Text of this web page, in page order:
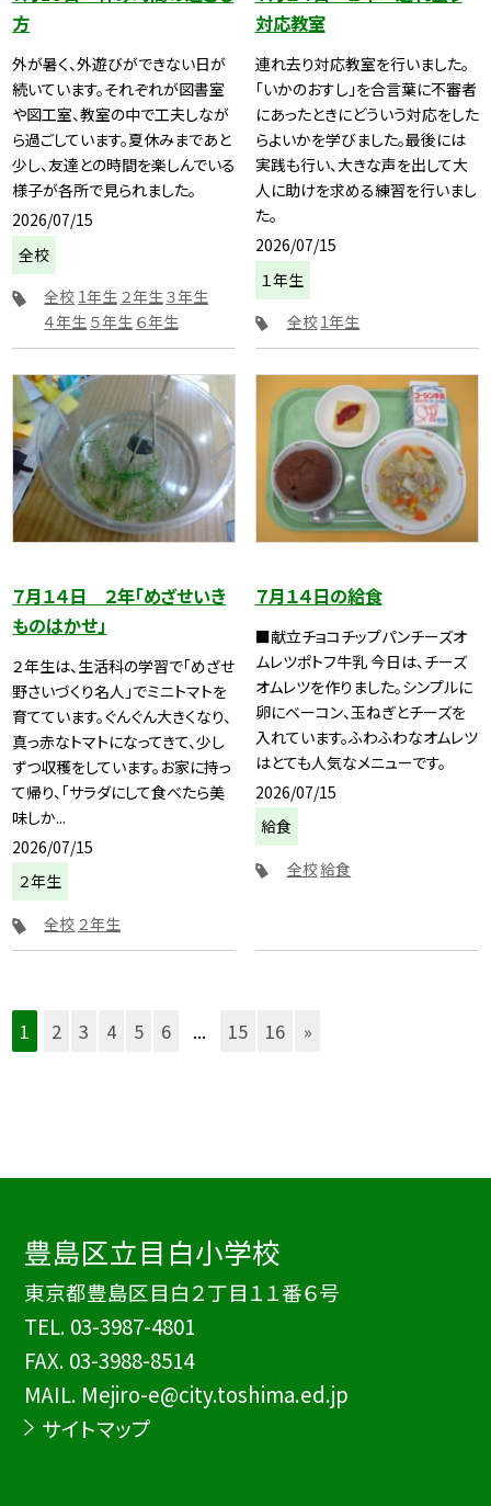
方
外が暑く、外遊びができない日が
続いています。それぞれが図書室
や図工室、教室の中で工夫しなが
ら過ごしています。夏休みまであと
少し、友達との時間を楽しんでいる
様子が各所で見られました。
2026/07/15
全校
全校 1年生 ２年生３年生
４年生 ５年生 ６年生
対応教室
連れ去り対応教室を行いました。
「いかのおすし」を合言葉に不審者
にあったときにどういう対応をした
らよいかを学びました。最後には
実践も行い、大きな声を出して大
人に助けを求める練習を行いまし
た。
2026/07/15
１年生
全校1年生
７月１４日 ２年「めざせいき
ものはかせ」
２年生は、生活科の学習で「めざせ
野さいづくり名人」でミニトマトを
育てています。ぐんぐん大きくなり、
真っ赤なトマトになってきて、少し
ずつ収穫をしています。お家に持っ
て帰り、「サラダにして食べたら美
味しか...
2026/07/15
２年生
全校 ２年生
７月１４日の給食
■献立チョコチップパンチーズオ
ムレツポトフ牛乳 今日は、チーズ
オムレツを作りました。シンプルに
卵にベーコン、玉ねぎとチーズを
入れています。ふわふわなオムレツ
はとても人気なメニューです。
2026/07/15
給食
全校給食
1 2 3 4 5 6 ... 15 16 »
豊島区立目白小学校
東京都豊島区目白２丁目１１番６号
TEL. 03-3987-4801
FAX. 03-3988-8514
MAIL. Mejiro-e@city.toshima.ed.jp
サイトマップ